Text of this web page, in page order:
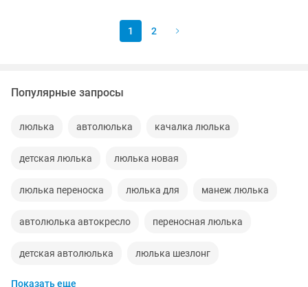
1 2
Популярные запросы
люлька автолюлька качалка люлька
детская люлька люлька новая
люлька переноска люлька для манеж люлька
автолюлька автокресло переносная люлька
детская автолюлька люлька шезлонг
Показать еще